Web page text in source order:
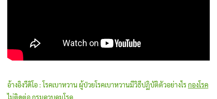
อ้างอิงวีดิโอ :โรคเบาหวาน ผู้ป่วยโรคเบาหวานมีวิธีปฏิบัติตัวอย่างไร กองโรค
ไม่ติดต่อ กรมควบคุมโรค